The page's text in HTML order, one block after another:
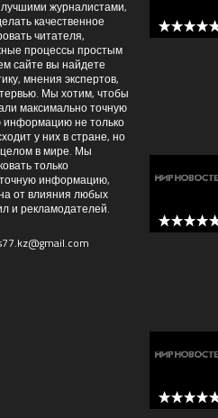
журналистами,
качественное
читателя,
процессы простым
сайте вы найдете
мнения экспертов,
Мы хотим, чтобы
максимально точную
информацию не только
у них в стране, но
в мире. Мы
только
информацию,
от влияния любых
и рекламодателей.
5 out of
5 out of
5 out of